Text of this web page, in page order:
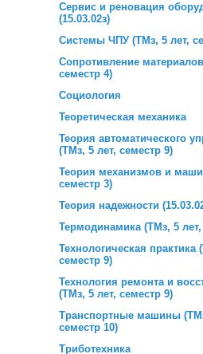
Сервис и реновация
(15.03.02з)
Системы ЧПУ (ТМз, 5 лет,
Сопротивление
семестр 4)
Социология
Теоретическая механика
Теория автоматического
(ТМз, 5 лет, семестр 9)
Теория механизмов и
семестр 3)
Теория надежности
Термодинамика (ТМз, 5 лет,
Технологическая практика
семестр 9)
Технология ремонта и
(ТМз, 5 лет, семестр 9)
Транспортные машины
семестр 10)
Триботехника